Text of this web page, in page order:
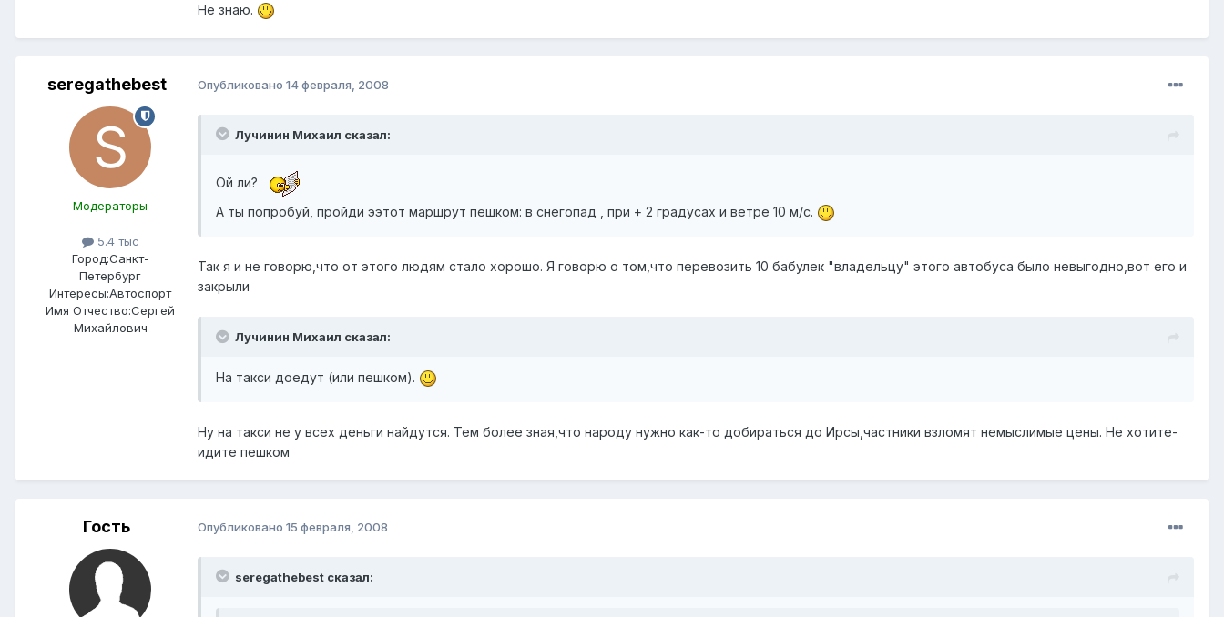
Не знаю.
seregathebest
Модераторы
5.4 тыс
Город:Санкт-
Петербург
Интересы:Автоспорт
Имя Отчество:Сергей
Михайлович
Опубликовано 14 февраля, 2008
Лучинин Михаил сказал:
Ой ли?
А ты попробуй, пройди ээтот маршрут пешком: в снегопад , при + 2 градусах и ветре 10 м/с.
Так я и не говорю,что от этого людям стало хорошо. Я говорю о том,что перевозить 10 бабулек "владельцу" этого автобуса было невыгодно,вот его и
закрыли
Лучинин Михаил сказал:
На такси доедут (или пешком).
Ну на такси не у всех деньги найдутся. Тем более зная,что народу нужно как-то добираться до Ирсы,частники взломят немыслимые цены. Не хотите-
идите пешком
Гость Опубликовано 15 февраля, 2008
seregathebest сказал: